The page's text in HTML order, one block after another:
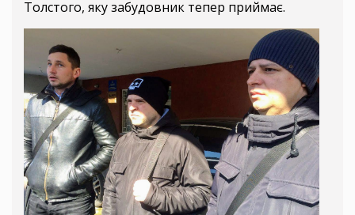
Толстого, яку забудовник тепер приймає.